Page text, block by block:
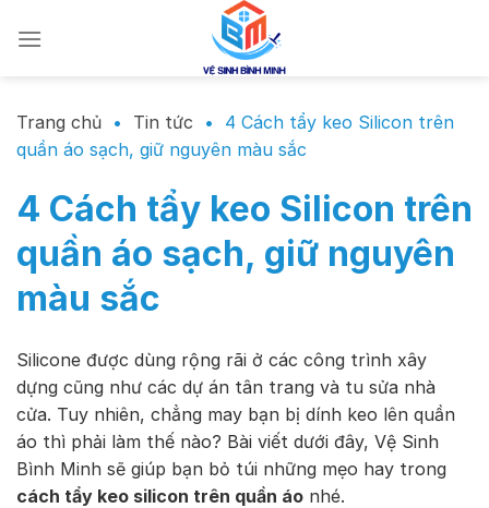
đến
Trang chủ • Tin tức •
4 Cách tẩy keo Silicon trên
quần áo sạch, giữ nguyên màu sắc
4 Cách tẩy keo Silicon trên
quần áo sạch, giữ nguyên
màu sắc
Silicone được dùng rộng rãi ở các công trình xây
dựng cũng như các dự án tân trang và tu sửa nhà
cửa. Tuy nhiên, chẳng may bạn bị dính keo lên quần
áo thì phải làm thế nào? Bài viết dưới đây, Vệ Sinh
Bình Minh sẽ giúp bạn bỏ túi những mẹo hay trong
cách tẩy keo silicon trên quần áo nhé.